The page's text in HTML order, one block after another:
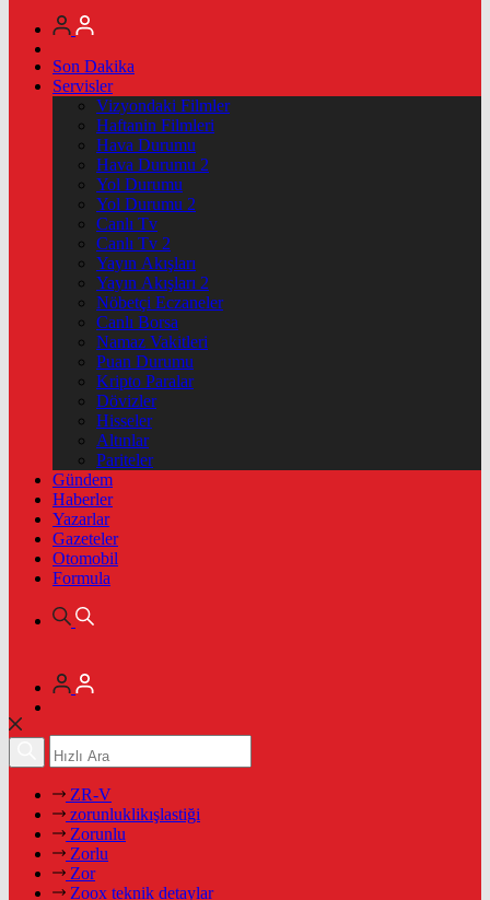
Son Dakika
Servisler
Vizyondaki Filmler
Haftanin Filmleri
Hava Durumu
Hava Durumu 2
Yol Durumu
Yol Durumu 2
Canlı Tv
Canlı Tv 2
Yayın Akışları
Yayın Akışları 2
Nöbetçi Eczaneler
Canlı Borsa
Namaz Vakitleri
Puan Durumu
Kripto Paralar
Dövizler
Hisseler
Altınlar
Pariteler
Gündem
Haberler
Yazarlar
Gazeteler
Otomobil
Formula
ZR-V
zorunluklikışlastiği
Zorunlu
Zorlu
Zor
Zoox teknik detaylar